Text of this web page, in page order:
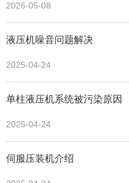
2026-05-08
液压机噪音问题解决
2025-04-24
单柱液压机系统被污染原因
2025-04-24
伺服压装机介绍